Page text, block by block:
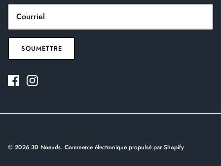
SOUMETTRE
© 2026 30 Noeuds. Commerce électronique propulsé par Shopify